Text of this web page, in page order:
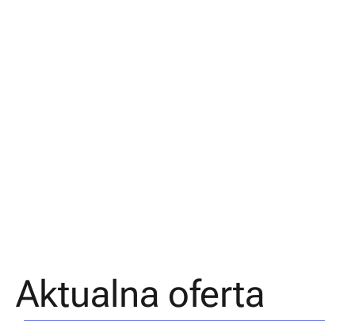
Aktualna oferta